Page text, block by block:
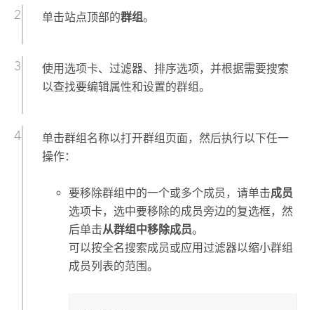
单击站点顶部的群组。
使用选项卡、过滤器、排序选项，并根据需要搜索
以查找要编辑属性和设置的群组。
单击群组名称以打开群组页面，然后执行以下任一
操作：
要移除群组中的一个或多个成员，请单击成员
选项卡，选中要移除的成员旁边的复选框，然
后单击从群组中移除成员。
可以按全名搜索成员或应用过滤器以缩小群组
成员列表的范围。